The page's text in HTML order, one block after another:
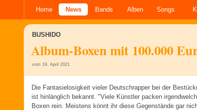
Home News Bands Alben Songs
BUSHIDO
Album-Boxen mit 100.000
vom 19. April 2021
Die Fantasielosigkeit vieler Deutschrapper bei der
ist hinlänglich bekannt. "Viele Künstler packen
Boxen rein. Meistens könnt ihr diese Gegenstände gar